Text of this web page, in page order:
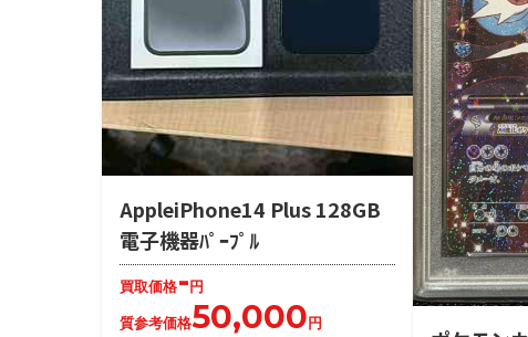
AppleiPhone14 Plus 128GB
電子機器ﾊﾟｰﾌﾟﾙ
買取価格-円
質参考価格50,000円